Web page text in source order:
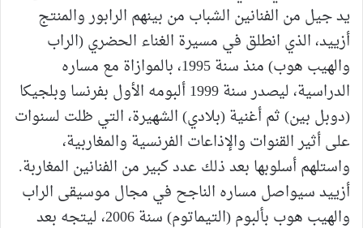
يد جيل من الفنانين الشباب من بينهم الرابور والمنتج
أزييد، الذي انطلق في مسيرة الغناء الحضري (الراب
والهيب هوب) منذ سنة 1995، بالموازاة مع مساره
الدراسية، ليصدر سنة 1999 ألبومه الأول بفرنسا وبلجيكا
(دوبل بين) ثم أغنية (بلادي) الشهيرة، التي ظلت لسنوات
على أثير القنوات والإذاعات الفرنسية والمغاربية،
واستلهم أسلوبها بعد ذلك عدد كبير من الفنانين المغاربة.
أزييد سيواصل مساره الناجح في مجال موسيقى الراب
والهيب هوب بألبوم (التيماتوم) سنة 2006، ليتجه بعد